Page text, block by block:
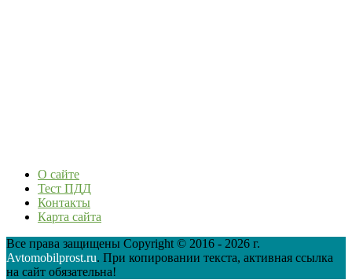
О сайте
Тест ПДД
Контакты
Карта сайта
Все права защищены Copyright © 2016 - 2026 г.
Avtomobilprost.ru. При копировании текста, активная ссылка
на сайт обязательна!